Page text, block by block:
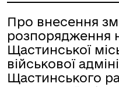
Про внесення
розпорядження
Щастинської
військової
Щастинського